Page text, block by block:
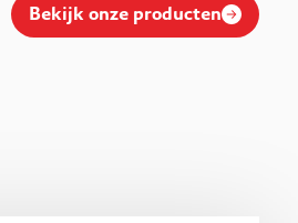
Bekijk onze producten